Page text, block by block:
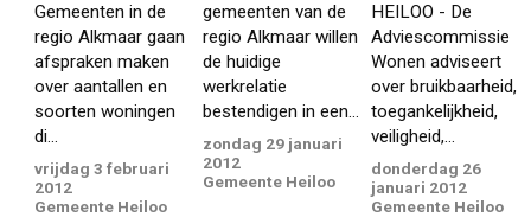
Gemeenten in de
regio Alkmaar gaan
afspraken maken
over aantallen en
soorten woningen
di...
vrijdag 3 februari
2012
Gemeente Heiloo
gemeenten van de
regio Alkmaar willen
de huidige
werkrelatie
bestendigen in een...
zondag 29 januari
2012
Gemeente Heiloo
HEILOO - De
Adviescommissie
Wonen adviseert
over bruikbaarheid,
toegankelijkheid,
veiligheid,...
donderdag 26
januari 2012
Gemeente Heiloo